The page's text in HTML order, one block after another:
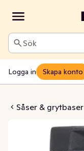
Sök
Logga in Skapa konto
Såser & grytbaser
Mayo